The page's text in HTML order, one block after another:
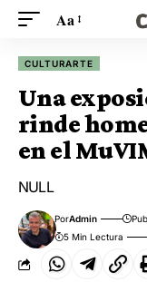
Aa
CULTURARTE
Una
rinde
en el
NULL
PorAdmin
5 Min Lectura